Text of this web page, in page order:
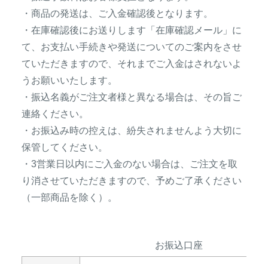
・商品の発送は、ご入金確認後となります。
・在庫確認後にお送りします「在庫確認メール」に
て、お支払い手続きや発送についてのご案内をさせ
ていただきますので、それまでご入金はされないよ
うお願いいたします。
・振込名義がご注文者様と異なる場合は、その旨ご
連絡ください。
・お振込み時の控えは、紛失されませんよう大切に
保管してください。
・3営業日以内にご入金のない場合は、ご注文を取
り消させていただきますので、予めご了承ください
（一部商品を除く）。
お振込口座
タヌキ対策
ブラックバス・
ブルーギル対策
閉じる